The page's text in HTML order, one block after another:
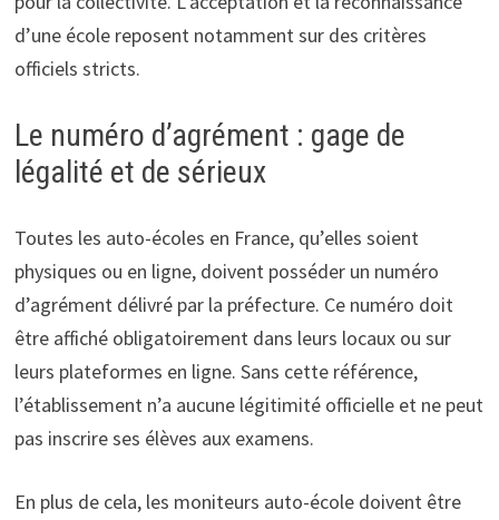
d’une école reposent notamment sur des critères
officiels stricts.
Le numéro d’agrément : gage de
légalité et de sérieux
Toutes les auto-écoles en France, qu’elles soient
physiques ou en ligne, doivent posséder un numéro
d’agrément délivré par la préfecture. Ce numéro doit
être affiché obligatoirement dans leurs locaux ou sur
leurs plateformes en ligne. Sans cette référence,
l’établissement n’a aucune légitimité officielle et ne peut
pas inscrire ses élèves aux examens.
En plus de cela, les moniteurs auto-école doivent être